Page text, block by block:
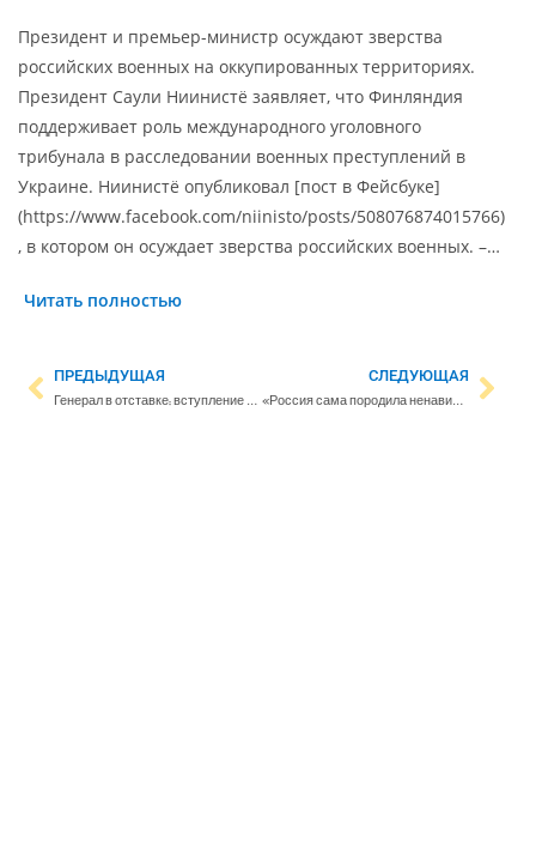
Президент и премьер-министр осуждают зверства
российских военных на оккупированных территориях.
Президент Саули Ниинистё заявляет, что Финляндия
поддерживает роль международного уголовного
трибунала в расследовании военных преступлений в
Украине. Ниинистё опубликовал [пост в Фейсбуке]
(https://www.facebook.com/niinisto/posts/508076874015766)
, в котором он осуждает зверства российских военных. –…
Читать полностью
ПРЕДЫДУЩАЯ
Генерал в отставке: вступление Финляндии в НАТО может пройти по модели Норвегии
СЛЕДУЮЩАЯ
«‎Россия сама породила ненависть к себе»: репортаж спецкора Yle из разрушенного Харькова